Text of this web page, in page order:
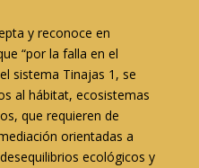
y reconoce en
“por la falla en el
sistema Tinajas 1, se
al hábitat, ecosistemas
que requieren de
orientadas a
ecológicos y